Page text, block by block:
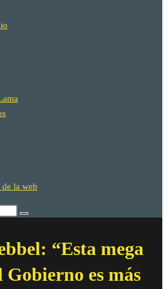
la web
“Esta mega
es más